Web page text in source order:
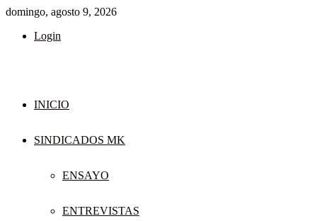
domingo, agosto 9, 2026
Login
INICIO
SINDICADOS MK
ENSAYO
ENTREVISTAS